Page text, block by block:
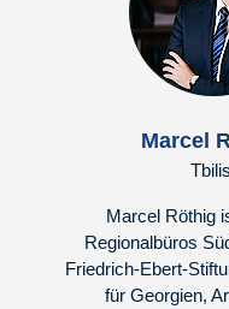
Marcel
Marcel Röthig
Regionalbüros
Friedrich-Ebert-
für Georgien,